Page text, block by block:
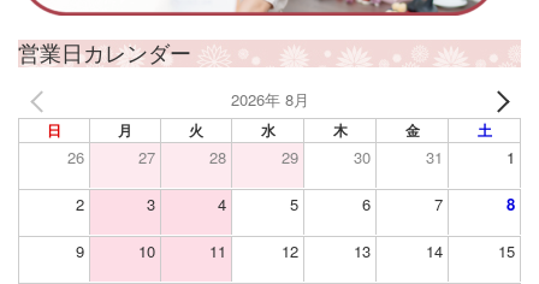
営業日カレンダー
2026年 8月
日 月 火 水 木 金 土
26 27 28 29 30 31 1
2 3 4 5 6 7 8
9 10 11 12 13 14 15